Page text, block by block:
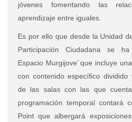
jóvenes fomentando las
aprendizaje entre iguales.
Es por ello que desde la Unidad
Participación Ciudadana se
Espacio Murgijove’ que incluye
con contenido específico
de las salas con las que
programación temporal contará
Point que albergará